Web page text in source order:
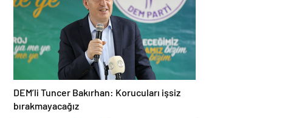
DEM’li Tuncer Bakırhan: Korucuları işsiz
bırakmayacağız